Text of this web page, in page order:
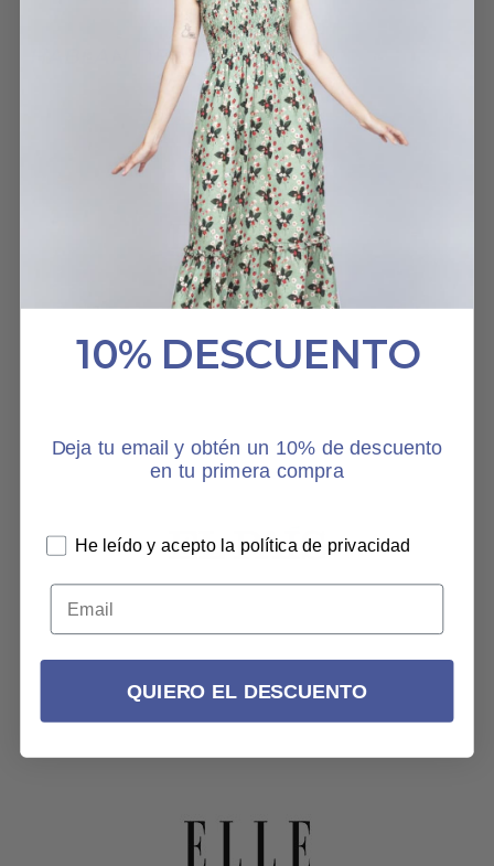
HABLAN DE NOSOTROS
10% DESCUENTO
Deja tu email y obtén un 10% de descuento
en tu primera compra
He leído y acepto la política de privacidad
QUIERO EL DESCUENTO